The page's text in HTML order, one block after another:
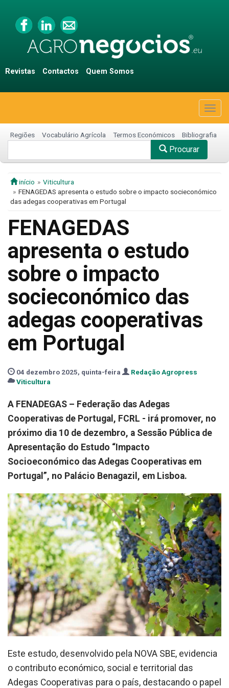
Revistas Contactos Quem Somos
Regiões Vocabulário Agrícola Termos Económicos Bibliografia
Procurar
início
Viticultura
FENAGEDAS apresenta o estudo sobre o impacto socieconómico
das adegas cooperativas em Portugal
FENAGEDAS
apresenta o estudo
sobre o impacto
socieconómico das
adegas cooperativas
em Portugal
04 dezembro 2025, quinta-feira
Redação Agropress
Viticultura
A FENADEGAS – Federação das Adegas
Cooperativas de Portugal, FCRL - irá promover, no
próximo dia 10 de dezembro, a Sessão Pública de
Apresentação do Estudo “Impacto
Socioeconómico das Adegas Cooperativas em
Portugal”, no Palácio Benagazil, em Lisboa.
Este estudo, desenvolvido pela NOVA SBE, evidencia
o contributo económico, social e territorial das
Adegas Cooperativas para o país, destacando o papel